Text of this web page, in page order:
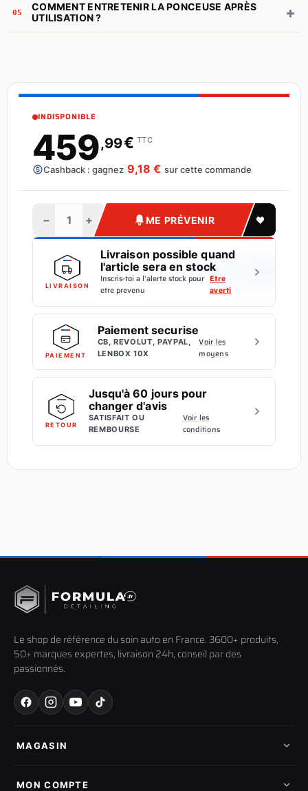
05
COMMENT ENTRETENIR LA PONCEUSE APRÈS
UTILISATION ?
+
INDISPONIBLE
459,99€ TTC
Cashback : gagnez 9,18 € sur cette commande
− + ME PRÉVENIR
LIVRAISON
Livraison possible quand
l'article sera en stock
Inscris-toi a l'alerte stock pour
etre prevenu
·Etre
averti
PAIEMENT
Paiement securise
CB, REVOLUT, PAYPAL,
LENBOX 10X
·Voir les
moyens
RETOUR
Jusqu'à 60 jours pour
changer d'avis
SATISFAIT OU
REMBOURSE
·Voir les
conditions
Le shop de référence du soin auto en France. 3600+ produits,
50+ marques expertes, livraison 24h, conseil par des
passionnés.
MAGASIN
Nos marques
MON COMPTE